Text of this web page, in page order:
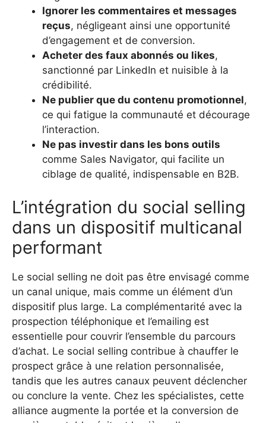
Ignorer les commentaires et messages
reçus, négligeant ainsi une opportunité
d’engagement et de conversion.
Acheter des faux abonnés ou likes,
sanctionné par LinkedIn et nuisible à la
crédibilité.
Ne publier que du contenu promotionnel,
ce qui fatigue la communauté et décourage
l’interaction.
Ne pas investir dans les bons outils
comme Sales Navigator, qui facilite un
ciblage de qualité, indispensable en B2B.
L’intégration du social selling
dans un dispositif multicanal
performant
Le social selling ne doit pas être envisagé comme
un canal unique, mais comme un élément d’un
dispositif plus large. La complémentarité avec la
prospection téléphonique et l’emailing est
essentielle pour couvrir l’ensemble du parcours
d’achat. Le social selling contribue à chauffer le
prospect grâce à une relation personnalisée,
tandis que les autres canaux peuvent déclencher
ou conclure la vente. Chez les spécialistes, cette
alliance augmente la portée et la conversion de